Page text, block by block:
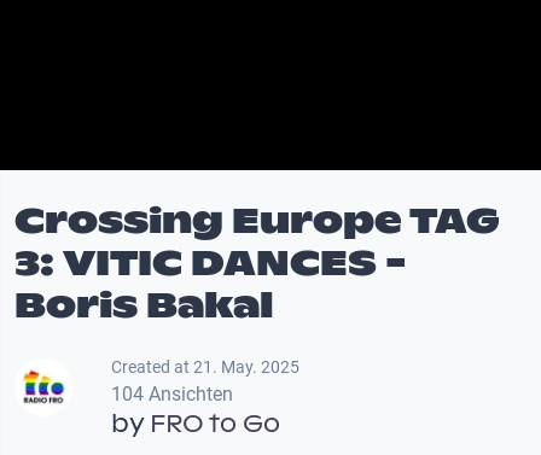
Crossing Europe TAG
3: VITIC DANCES -
Boris Bakal
Created at 21. May. 2025
104 Ansichten
by FRO to Go